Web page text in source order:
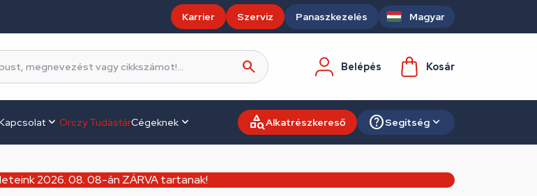
Karrier Szerviz Panaszkezelés Magyar
Belépés Kosár
Orczy TudástárCégeknek Alkatrészkereső Segítség
2026. 08. 08-án ZÁRVA tartanak!